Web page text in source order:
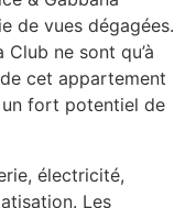
de vues dégagées.
Club ne sont qu’à
cet appartement
un fort potentiel de
électricité,
Les